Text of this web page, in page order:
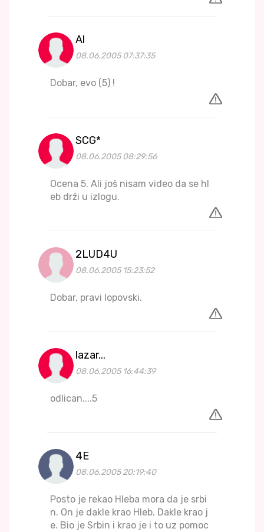
Al
08.06.2005 07:37:35
Dobar, evo (5) !
SCG*
08.06.2005 08:29:56
Ocena 5. Ali još nisam video da se hl
eb drži u izlogu.
2LUD4U
08.06.2005 15:23:52
Dobar, pravi lopovski.
lazar...
08.06.2005 16:44:39
odlican....5
4E
08.06.2005 20:19:40
Posto je rekao Hleba mora da je srbi
n. On je dakle krao Hleb. Dakle krao j
e. Bio je Srbin i krao je i to uz pomoc